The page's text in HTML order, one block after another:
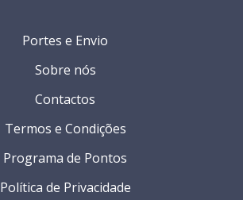
Portes e Envio
Sobre nós
Contactos
Termos e Condições
Programa de Pontos
Política de Privacidade